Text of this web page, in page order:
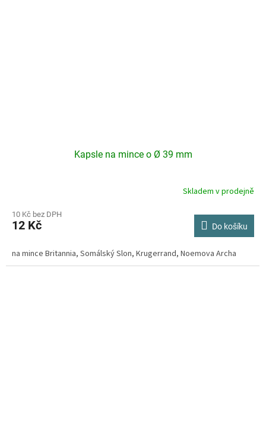
Kapsle na mince o Ø 39 mm
produktu
je
z
Skladem v prodejně
10 Kč bez DPH
12 Kč Do košíku
na mince Britannia, Somálský Slon, Krugerrand, Noemova Archa